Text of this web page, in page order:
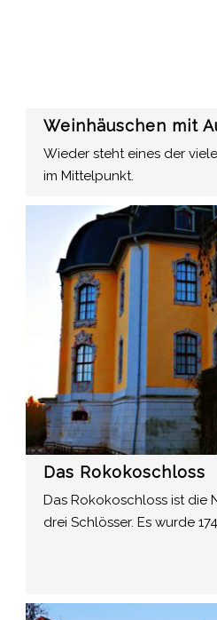
Weinhäuschen mit
Wieder steht eines der
im Mittelpunkt.
Das Rokokoschloss
Das Rokokoschloss ist die
drei Schlösser. Es wurde